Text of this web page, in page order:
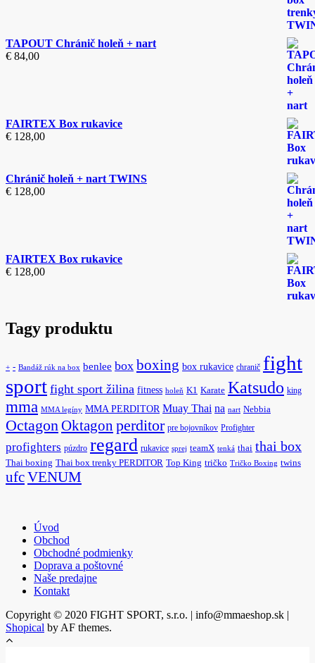
TAPOUT Chránič holeň + nart
€ 84,00
FAIRTEX Box rukavice
€ 128,00
Chránič holeň + nart TWINS
€ 128,00
FAIRTEX Box rukavice
€ 128,00
Tagy produktu
+ - Bandáž rúk na box benlee box boxing box rukavice chranič fight
sport fight sport žilina fitness holeň K1 Karate Katsudo king
mma MMA legíny MMA PERDITOR Muay Thai na nart Nebbia
OctagonOktagon perditor pre bojovníkov Profighter
profighters púzdro regard rukavice sprej teamX tenká thai thai box
Thai boxing Thai box trenky PERDITOR Top King tričko Tričko Boxing twins
ufcVENUM
Úvod
Obchod
Obchodné podmienky
Doprava a poštovné
Naše predajne
Kontakt
Copyright © 2020 FIGHT SPORT, s.r.o. | info@mmaeshop.sk |
Shopical by AF themes.